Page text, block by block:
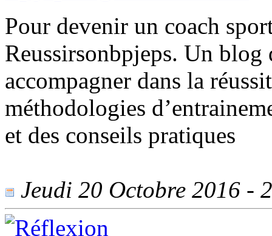
Pour devenir un coach
Reussirsonbpjeps. Un
accompagner dans la
méthodologies
et des conseils pratiques
Jeudi 20 Octobre 2016 -